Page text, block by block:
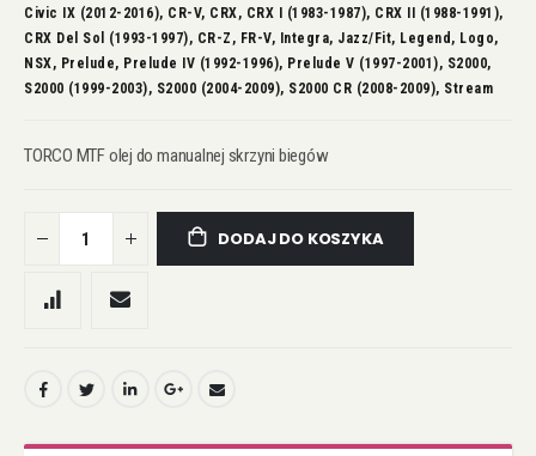
Civic IX (2012-2016), CR-V, CRX, CRX I (1983-1987), CRX II (1988-1991),
CRX Del Sol (1993-1997), CR-Z, FR-V, Integra, Jazz/Fit, Legend, Logo,
NSX, Prelude, Prelude IV (1992-1996), Prelude V (1997-2001), S2000,
S2000 (1999-2003), S2000 (2004-2009), S2000 CR (2008-2009), Stream
TORCO MTF olej do manualnej skrzyni biegów
DODAJ DO KOSZYKA